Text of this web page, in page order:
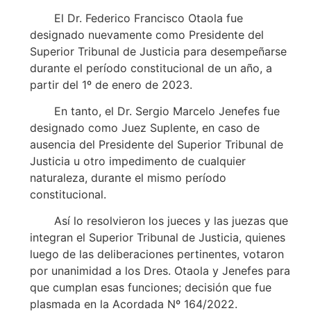
El Dr. Federico Francisco Otaola fue
designado nuevamente como Presidente del
Superior Tribunal de Justicia para desempeñarse
durante el período constitucional de un año, a
partir del 1º de enero de 2023.
En tanto, el Dr. Sergio Marcelo Jenefes fue
designado como Juez Suplente, en caso de
ausencia del Presidente del Superior Tribunal de
Justicia u otro impedimento de cualquier
naturaleza, durante el mismo período
constitucional.
Así lo resolvieron los jueces y las juezas que
integran el Superior Tribunal de Justicia, quienes
luego de las deliberaciones pertinentes, votaron
por unanimidad a los Dres. Otaola y Jenefes para
que cumplan esas funciones; decisión que fue
plasmada en la Acordada Nº 164/2022.